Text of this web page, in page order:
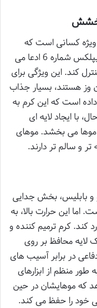
ویژه کسانی است که
موهای فر، مجعد یا آسیب دیده دارند. کرم فولیپلکس شماره 6 ادعا می
وز مو را تا 72 ساعت کنترل کند. این ویژگی برای
وز هستند، بسیار جذاب
است که این کرم به
با ایجاد لایه ای
می بخشد. موهای
و سالم تر دارند.
مو و بابلیس، بخش جدایی
اما این حرارت بالا، به
کند. کرم ترمیم کننده و
6 فولیپلکس، یک لایه محافظ بر روی
در برابر آسیب های
طور منظم از ابزارهای
که موهایشان در حین
خود را حفظ می کند.